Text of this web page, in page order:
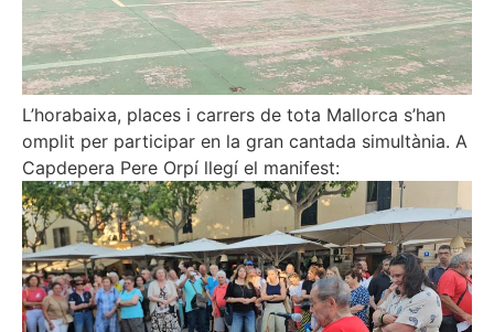
L’horabaixa, places i carrers de tota Mallorca s’han
omplit per participar en la gran cantada simultània. A
Capdepera Pere Orpí llegí el manifest: